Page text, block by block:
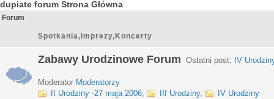
dupiate forum Strona Główna
Forum
Spotkania,Imprezy,Koncerty
Zabawy Urodzinowe Forum Ostatni post: IV
Moderator Moderatorzy
II Urodziny -27 maja 2006, III Urodziny, IV Urodziny